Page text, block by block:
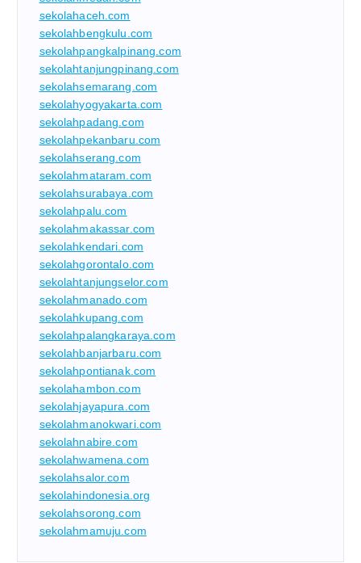
sekolahaceh.com
sekolahbengkulu.com
sekolahpangkalpinang.com
sekolahtanjungpinang.com
sekolahsemarang.com
sekolahyogyakarta.com
sekolahpadang.com
sekolahpekanbaru.com
sekolahserang.com
sekolahmataram.com
sekolahsurabaya.com
sekolahpalu.com
sekolahmakassar.com
sekolahkendari.com
sekolahgorontalo.com
sekolahtanjungselor.com
sekolahmanado.com
sekolahkupang.com
sekolahpalangkaraya.com
sekolahbanjarbaru.com
sekolahpontianak.com
sekolahambon.com
sekolahjayapura.com
sekolahmanokwari.com
sekolahnabire.com
sekolahwamena.com
sekolahsalor.com
sekolahindonesia.org
sekolahsorong.com
sekolahmamuju.com